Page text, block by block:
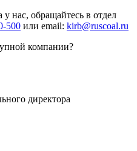
у нас, обращайтесь в отдел
500 или email: kirb@ruscoal.ru
компании?
директора